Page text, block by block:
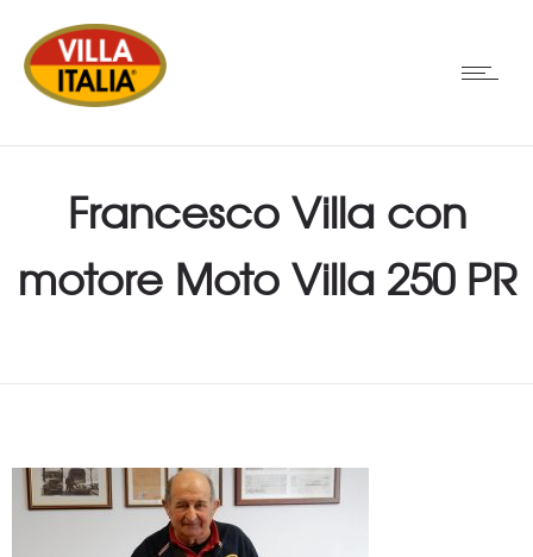
Francesco Villa con
motore Moto Villa 250 PR